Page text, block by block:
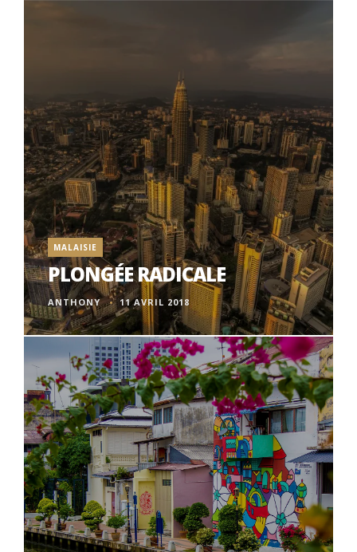
MALAISIE
PLONGÉE RADICALE
ANTHONY 11 AVRIL 2018